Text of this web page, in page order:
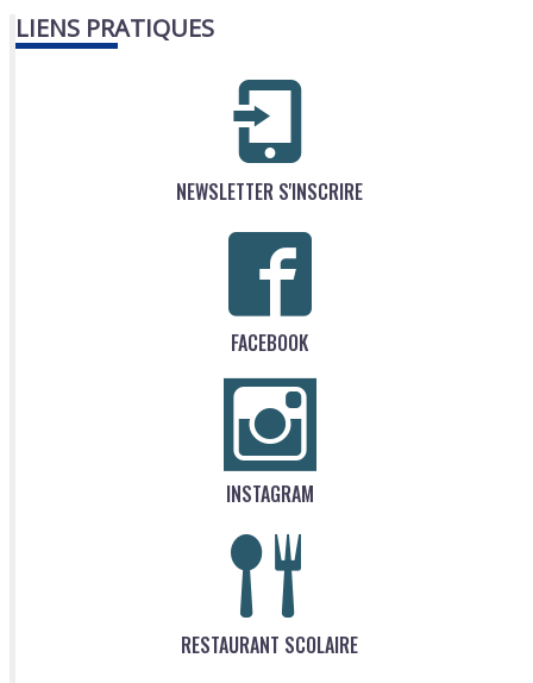
LIENS PRATIQUES
NEWSLETTER S'INSCRIRE
FACEBOOK
INSTAGRAM
RESTAURANT SCOLAIRE